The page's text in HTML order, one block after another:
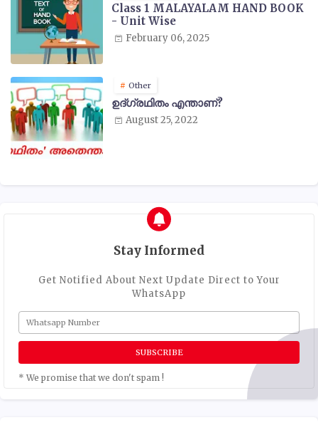
Class 1 MALAYALAM HAND BOOK
- Unit Wise
February 06, 2025
Other
ഉദ്ഗ്രഥിതം എന്താണ്?
August 25, 2022
Stay Informed
Get Notified About Next Update Direct to Your
WhatsApp
* We promise that we don't spam !